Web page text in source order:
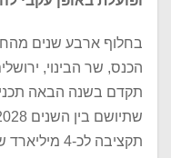
בחלוף ארבע שנים
הכנס, שר הבינוי,
תקדם בשנה הבאה
תקציבה לכ-4 מיליארד ש״ח.